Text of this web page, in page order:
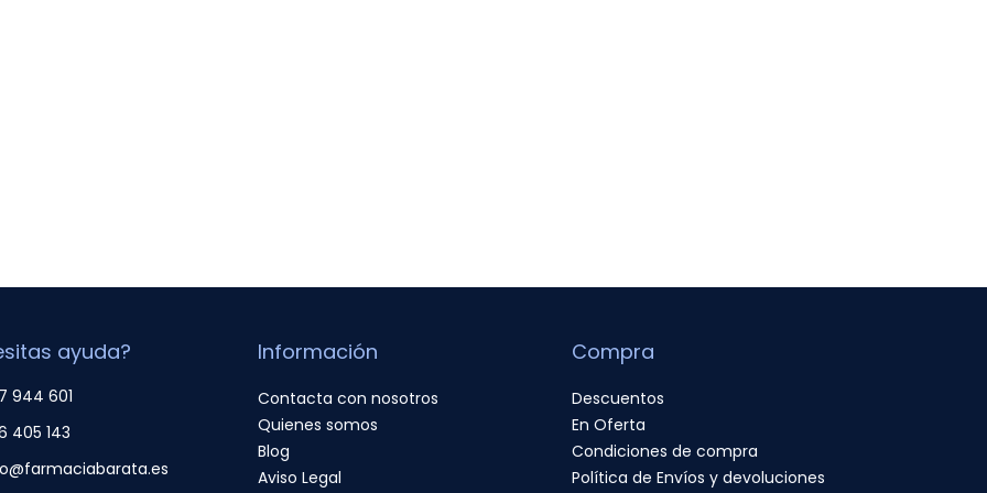
ayuda?
944 601
405 143
Información
Contacta con nosotros
Quienes somos
Blog
Aviso Legal
Compra
Descuentos
En Oferta
Condiciones de compra
Política de Envíos y devoluciones